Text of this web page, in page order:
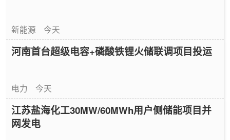
新能源 今天
河南首台超级电容+磷酸铁锂火储联调项目投运
电力 今天
江苏盐海化工30MW/60MWh用户侧储能项目并
网发电